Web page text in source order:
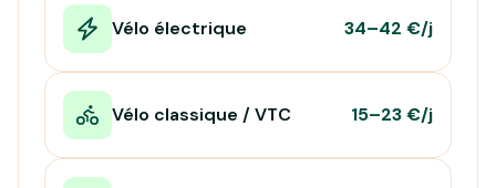
Vélo électrique 34–42 €/j
Vélo classique / VTC 15–23 €/j